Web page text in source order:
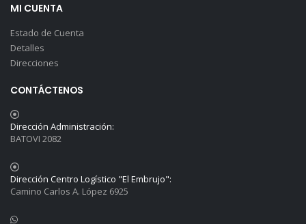
MI CUENTA
Estado de Cuenta
Detalles
Direcciones
CONTÁCTENOS
Dirección Administración:
BATOVI 2082
Dirección Centro Logístico "El Embrujo":
Camino Carlos A. López 6925